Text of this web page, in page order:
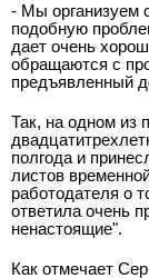
- Мы организуем
подобную
дает очень
обращаются с
предъявленный
Так, на одном из
полгода и
листов
работодателя о
ответила очень
ненастоящие".
Как отмечает